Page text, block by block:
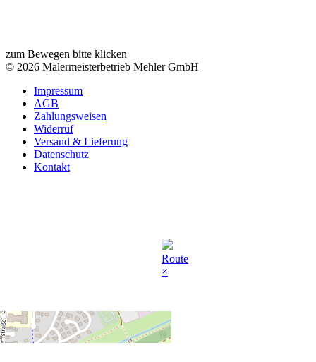
Route
×
zum Bewegen bitte klicken
© 2026 Malermeisterbetrieb Mehler GmbH
Impressum
AGB
Zahlungsweisen
Widerruf
Versand & Lieferung
Datenschutz
Kontakt